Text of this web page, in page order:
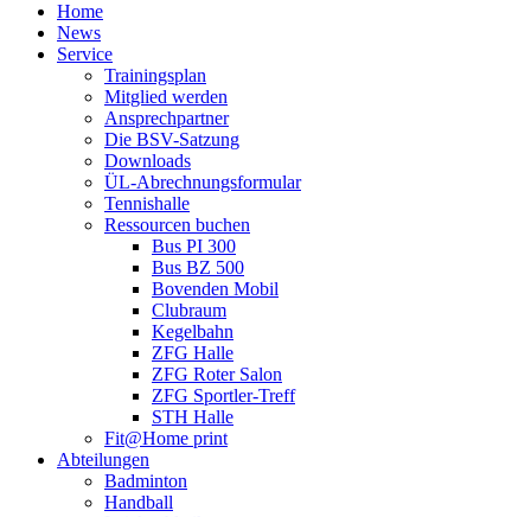
Home
News
Service
Trainingsplan
Mitglied werden
Ansprechpartner
Die BSV-Satzung
Downloads
ÜL-Abrechnungsformular
Tennishalle
Ressourcen buchen
Bus PI 300
Bus BZ 500
Bovenden Mobil
Clubraum
Kegelbahn
ZFG Halle
ZFG Roter Salon
ZFG Sportler-Treff
STH Halle
Fit@Home print
Abteilungen
Badminton
Handball